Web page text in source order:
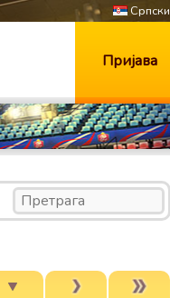
Српски
Пријава